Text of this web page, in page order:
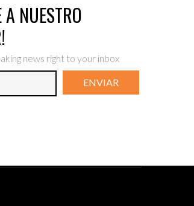
A NUESTRO
news right to your inbox
ENVIAR